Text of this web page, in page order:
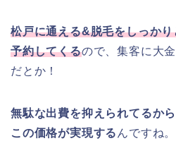
松戸に通える&脱毛をしっか
予約してくるので、集客に大
だとか！
無駄な出費を抑えられてるから
この価格が実現する んですね。